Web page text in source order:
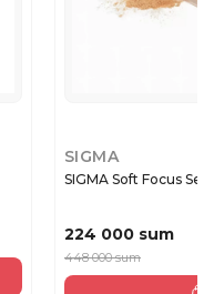
SIGMA
SIGMA Soft Focus
224 000 sum
448 000 sum